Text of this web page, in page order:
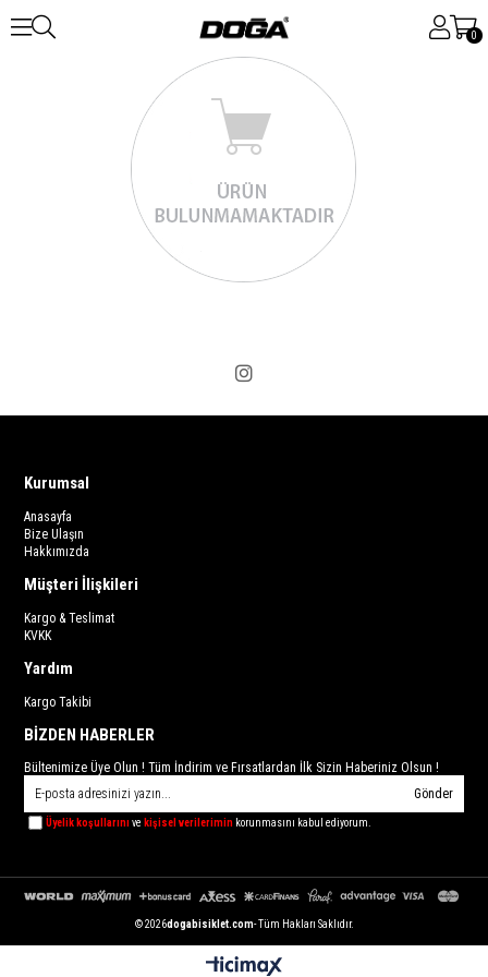
0
Kurumsal
Anasayfa
Bize Ulaşın
Hakkımızda
Müşteri İlişkileri
Kargo & Teslimat
KVKK
Yardım
Kargo Takibi
BİZDEN HABERLER
Bültenimize Üye Olun ! Tüm İndirim ve Fırsatlardan İlk Sizin Haberiniz Olsun !
Gönder
Üyelik koşullarınıve kişisel verilerimin korunmasını kabul ediyorum.
© 2026dogabisiklet.com- Tüm Hakları Saklıdır.